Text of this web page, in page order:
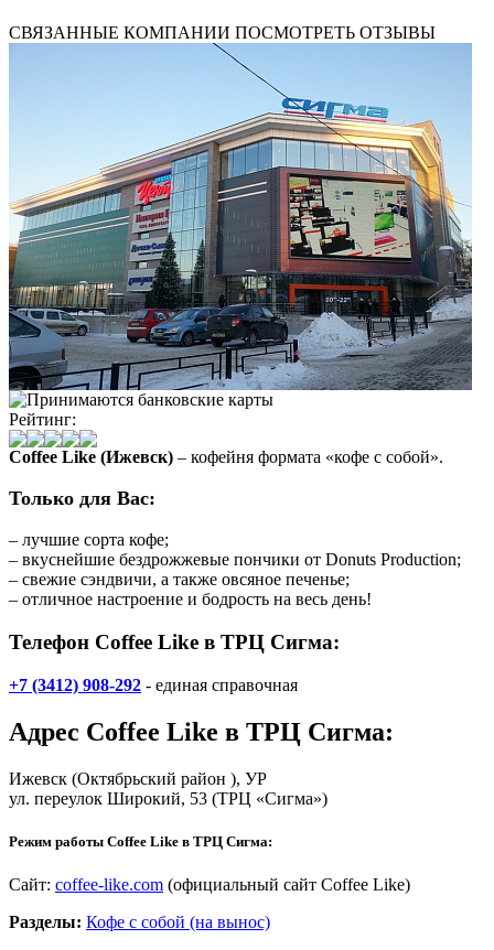
СВЯЗАННЫЕ КОМПАНИИ ПОСМОТРЕТЬ ОТЗЫВЫ
Рейтинг:
Coffee Like (Ижевск) – кофейня формата «кофе с собой».
Только для Вас:
– лучшие сорта кофе;
– вкуснейшие бездрожжевые пончики от Donuts Production;
– свежие сэндвичи, а также овсяное печенье;
– отличное настроение и бодрость на весь день!
Телефон Coffee Like в ТРЦ Сигма:
+7 (3412) 908-292 - единая справочная
Адрес Coffee Like в ТРЦ Сигма:
Ижевск (Октябрьский район ), УР
ул. переулок Широкий, 53 (ТРЦ «Сигма»)
Режим работы Coffee Like в ТРЦ Сигма:
Сайт: coffee-like.com (официальный сайт Coffee Like)
Разделы: Кофе с собой (на вынос)